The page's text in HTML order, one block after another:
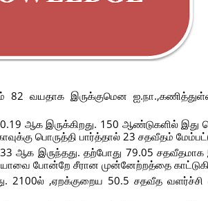
82 வயதாக இருக்குமென
ஆக இருக்கிறது. 150 ஆண்டுகளில் இது
பொருத்தி பார்த்தால் 23 சதவீதம்
ஆக இருந்தது. தற்போது 79.05 சதவீதமாக
போன்றே சீரான முன்னேற்றத்தை
,ஏறக்குறைய 50.5 சதவீத வளர்ச்சி